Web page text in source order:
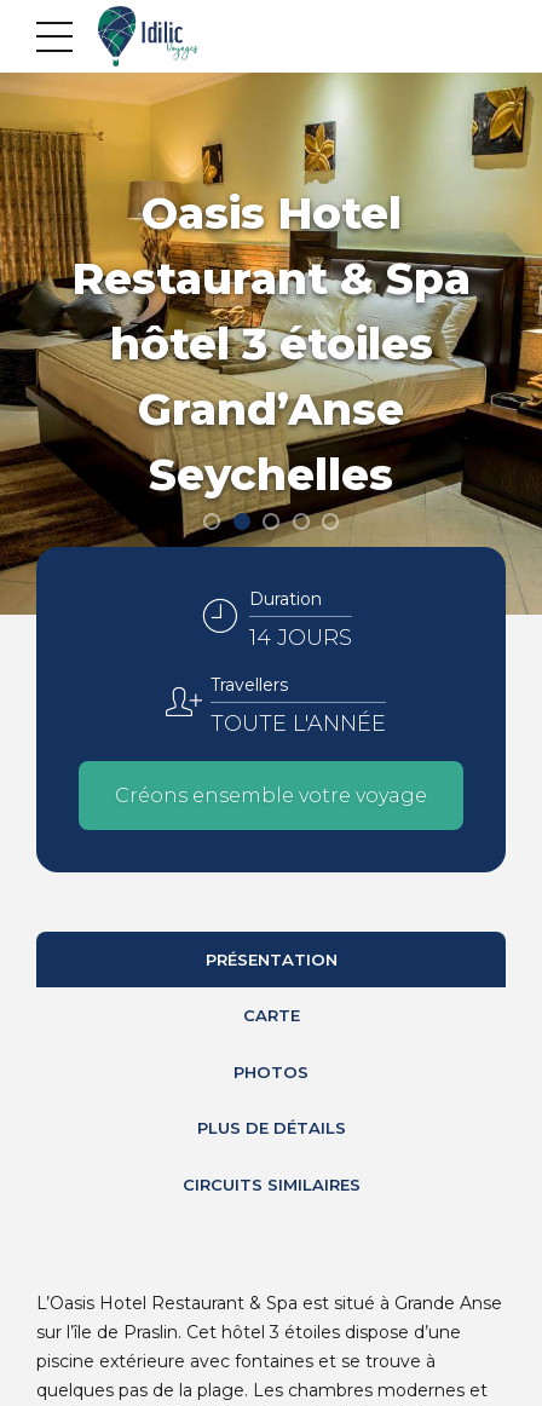
Oasis Hotel
Restaurant & Spa
hôtel 3 étoiles
Grand’Anse
Seychelles
Duration
14 JOURS
Travellers
TOUTE L'ANNÉE
Créons ensemble votre voyage
PRÉSENTATION
CARTE
PHOTOS
PLUS DE DÉTAILS
CIRCUITS SIMILAIRES
L’Oasis Hotel Restaurant & Spa est situé à Grande Anse
sur l’île de Praslin. Cet hôtel 3 étoiles dispose d’une
piscine extérieure avec fontaines et se trouve à
quelques pas de la plage. Les chambres modernes et